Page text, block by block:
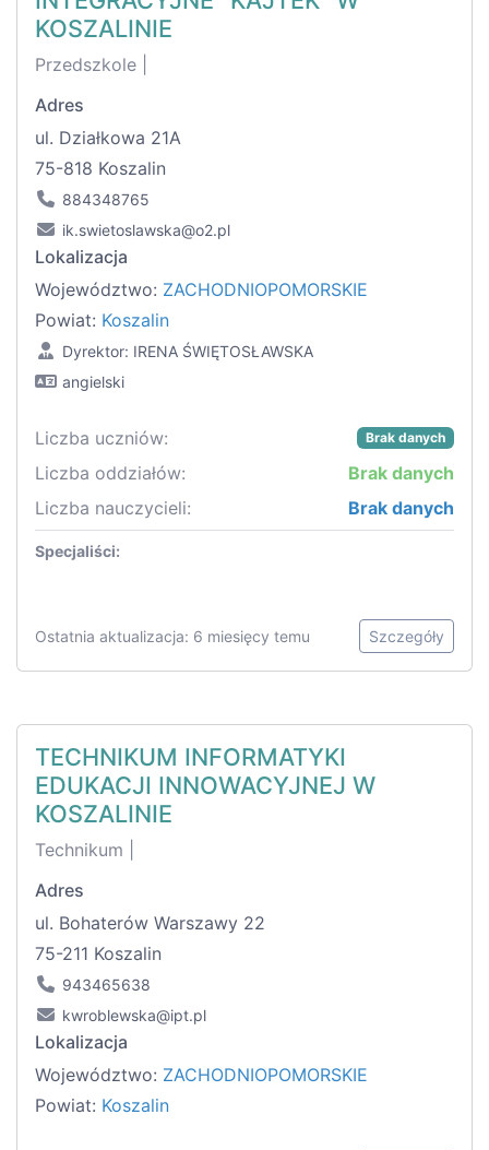
KOSZALINIE
Przedszkole |
Adres
ul. Działkowa 21A
75-818 Koszalin
884348765
ik.swietoslawska@o2.pl
Lokalizacja
Województwo: ZACHODNIOPOMORSKIE
Powiat: Koszalin
Dyrektor: IRENA ŚWIĘTOSŁAWSKA
angielski
Liczba uczniów: Brak danych
Liczba oddziałów:
Brak danych
Liczba nauczycieli:
Brak danych
Specjaliści:
Ostatnia aktualizacja: 6 miesięcy temu Szczegóły
TECHNIKUM INFORMATYKI
EDUKACJI INNOWACYJNEJ W
KOSZALINIE
Technikum |
Adres
ul. Bohaterów Warszawy 22
75-211 Koszalin
943465638
kwroblewska@ipt.pl
Lokalizacja
Województwo: ZACHODNIOPOMORSKIE
Powiat: Koszalin